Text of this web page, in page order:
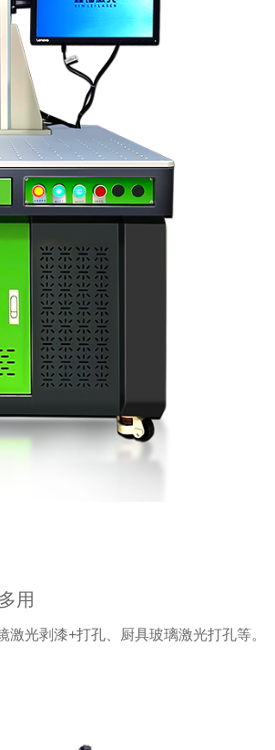
用
光剥漆+打孔、厨具玻璃激光打孔等。